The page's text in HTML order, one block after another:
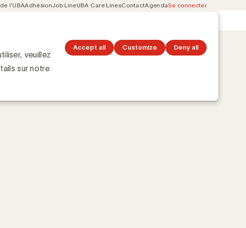
veuillez
sur notre
Accept all Customize Deny all
l'UBAAdhésionJob LineUBA Care LinesContactAgendaSe connecter